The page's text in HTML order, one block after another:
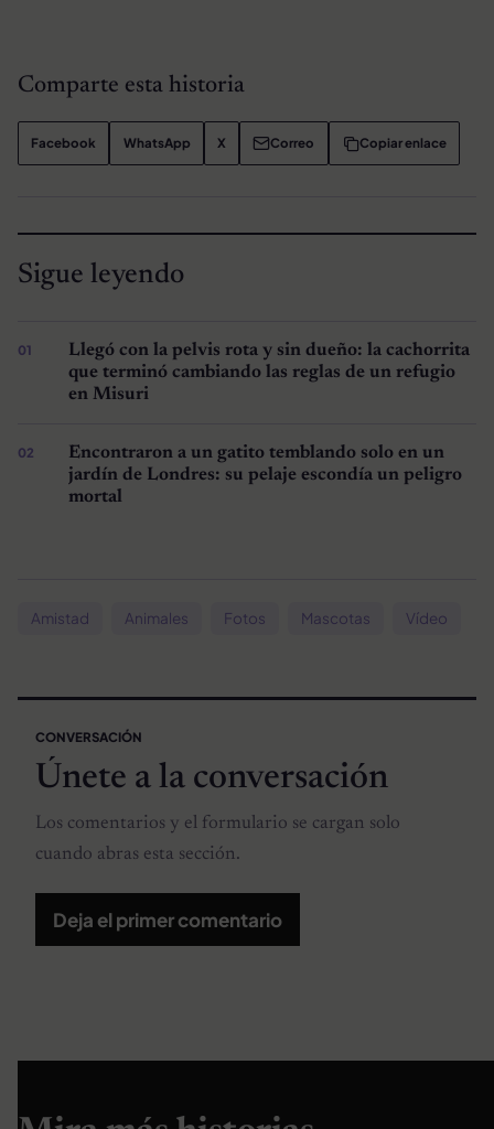
Comparte esta historia
Facebook WhatsApp X Correo Copiar enlace
Sigue leyendo
Llegó con la pelvis rota y sin dueño: la cachorrita
que terminó cambiando las reglas de un refugio
en Misuri
Encontraron a un gatito temblando solo en un
jardín de Londres: su pelaje escondía un peligro
mortal
Amistad Animales Fotos Mascotas Vídeo
CONVERSACIÓN
Únete a la conversación
Los comentarios y el formulario se cargan solo
cuando abras esta sección.
Deja el primer comentario